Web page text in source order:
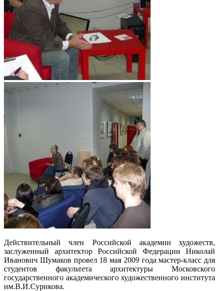
Действительный член Российской академии художеств,
заслуженный архитектор Российской Федерации Николай
Иванович Шумаков провел 18 мая 2009 года мастер-класс для
студентов факультета архитектуры Московского
государственного академического художественного института
им.В.И.Сурикова.